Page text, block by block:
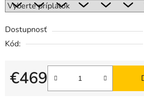
Dostupnosť
Kód:
€469
Jednotková cena: